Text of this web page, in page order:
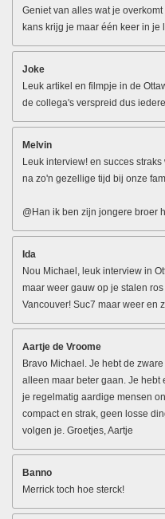
Geniet van alles wat je
kans krijg je maar één keer in je
Joke
Leuk artikel en filmpje in de
de collega's verspreid dus
Melvin
Leuk interview! en succes
na zo'n gezellige tijd bij onze
@Han ik ben zijn jongere broer
Ida
Nou Michael, leuk interview in
maar weer gauw op je stalen
Vancouver! Suc7 maar weer en
Aartje de Vroome
Bravo Michael. Je hebt de
alleen maar beter gaan. Je
je regelmatig aardige mensen
compact en strak, geen losse
volgen je. Groetjes, Aartje
Banno
Merrick toch hoe sterck!